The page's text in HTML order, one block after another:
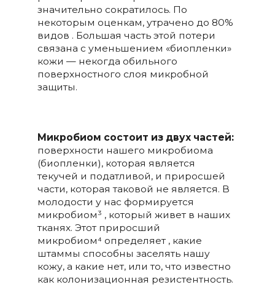
значительно сократилось. По
некоторым оценкам, утрачено до 80%
видов . Большая часть этой потери
связана с уменьшением «биопленки»
кожи — некогда обильного
поверхностного слоя микробной
защиты.
Микробиом состоит из двух частей:
поверхности нашего микробиома
(биопленки), которая является
текучей и податливой, и приросшей
части, которая таковой не является. В
молодости у нас формируется
микробиом³ , который живет в наших
тканях. Этот приросший
микробиом⁴ определяет , какие
штаммы способны заселять нашу
кожу, а какие нет, или то, что известно
как колонизационная резистентность.